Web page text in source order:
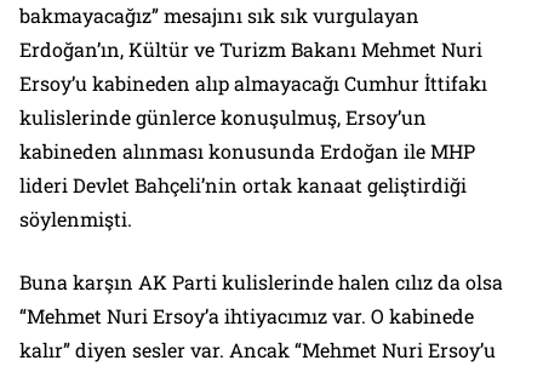
bakmayacağız” mesajını sık sık vurgulayan
Erdoğan’ın, Kültür ve Turizm Bakanı Mehmet Nuri
Ersoy’u kabineden alıp almayacağı Cumhur İttifakı
kulislerinde günlerce konuşulmuş, Ersoy’un
kabineden alınması konusunda Erdoğan ile MHP
lideri Devlet Bahçeli’nin ortak kanaat geliştirdiği
söylenmişti.
Buna karşın AK Parti kulislerinde halen cılız da olsa
“Mehmet Nuri Ersoy’a ihtiyacımız var. O kabinede
kalır” diyen sesler var. Ancak “Mehmet Nuri Ersoy’u